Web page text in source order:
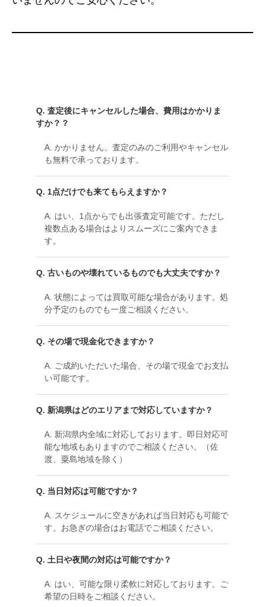
Q. 査定後にキャンセルした場合、費用はかかりま
すか？？
A. かかりません。査定のみのご利用やキャンセル
も無料で承っております。
Q. 1点だけでも来てもらえますか？
A. はい、1点からでも出張査定可能です。ただし
複数点ある場合はよりスムーズにご案内できま
す。
Q. 古いものや壊れているものでも大丈夫ですか？
A. 状態によっては買取可能な場合があります。処
分予定のものでも一度ご相談ください。
Q. その場で現金化できますか？
A. ご成約いただいた場合、その場で現金でお支払
い可能です。
Q. 新潟県はどのエリアまで対応していますか？
A. 新潟県内全域に対応しております。即日対応可
能な地域もありますのでご相談ください。（佐
渡、粟島地域を除く）
Q. 当日対応は可能ですか？
A. スケジュールに空きがあれば当日対応も可能で
す。お急ぎの場合はお電話でご相談ください。
Q. 土日や夜間の対応は可能ですか？
A. はい、可能な限り柔軟に対応しております。ご
希望の日時をご相談ください。